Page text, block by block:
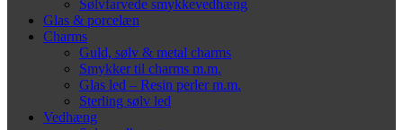
Sølvfarvede smykkevedhæng
Glas & porcelæn
Charms
Guld, sølv & metal charms
Smykker til charms m.m.
Glas led – Resin perler m.m.
Sterling sølv led
Vedhæng